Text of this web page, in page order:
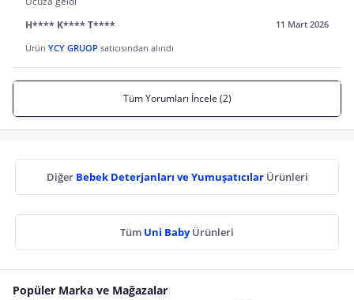
H**** K**** T****
11 Mart 2026
Ürün YCY GRUOP satıcısından alındı
Tüm Yorumları İncele (2)
Diğer Bebek Deterjanları ve Yumuşatıcılar Ürünleri
Tüm Uni BabyÜrünleri
Popüler Marka ve Mağazalar